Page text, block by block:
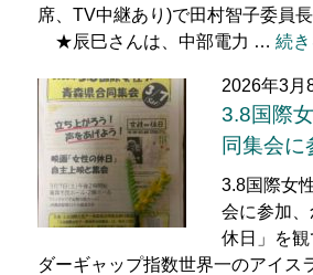
席、TV中継あり)で田村智子委員
★辰巳さんは、中部電力 … 続
2026年3月
3.8国際
同集会に
3.8国際女
会に参加
休日」を
ダーギャップ指数世界一のアイス